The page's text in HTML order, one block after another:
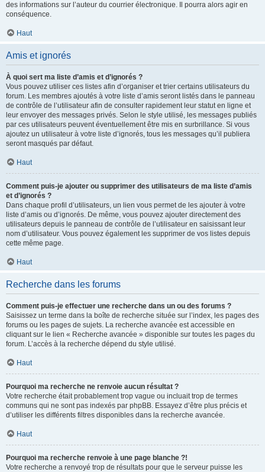
des informations sur l’auteur du courrier électronique. Il pourra alors agir en
conséquence.
Haut
Amis et ignorés
À quoi sert ma liste d’amis et d’ignorés ?
Vous pouvez utiliser ces listes afin d’organiser et trier certains utilisateurs du
forum. Les membres ajoutés à votre liste d’amis seront listés dans le panneau
de contrôle de l’utilisateur afin de consulter rapidement leur statut en ligne et
leur envoyer des messages privés. Selon le style utilisé, les messages publiés
par ces utilisateurs peuvent éventuellement être mis en surbrillance. Si vous
ajoutez un utilisateur à votre liste d’ignorés, tous les messages qu’il publiera
seront masqués par défaut.
Haut
Comment puis-je ajouter ou supprimer des utilisateurs de ma liste d’amis
et d’ignorés ?
Dans chaque profil d’utilisateurs, un lien vous permet de les ajouter à votre
liste d’amis ou d’ignorés. De même, vous pouvez ajouter directement des
utilisateurs depuis le panneau de contrôle de l’utilisateur en saisissant leur
nom d’utilisateur. Vous pouvez également les supprimer de vos listes depuis
cette même page.
Haut
Recherche dans les forums
Comment puis-je effectuer une recherche dans un ou des forums ?
Saisissez un terme dans la boîte de recherche située sur l’index, les pages des
forums ou les pages de sujets. La recherche avancée est accessible en
cliquant sur le lien « Recherche avancée » disponible sur toutes les pages du
forum. L’accès à la recherche dépend du style utilisé.
Haut
Pourquoi ma recherche ne renvoie aucun résultat ?
Votre recherche était probablement trop vague ou incluait trop de termes
communs qui ne sont pas indexés par phpBB. Essayez d’être plus précis et
d’utiliser les différents filtres disponibles dans la recherche avancée.
Haut
Pourquoi ma recherche renvoie à une page blanche ?!
Votre recherche a renvoyé trop de résultats pour que le serveur puisse les